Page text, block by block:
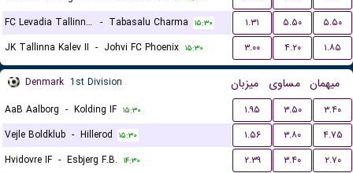
FC Levadia Tallinn III - Tabasalu Charma ۱۵:۳۰ ۱.۳۱ ۵.۵۰
۵.۵۰
JK Tallinna Kalev II - Johvi FC Phoenix ۱۵:۳۰ ۳.۰۰ ۴.۲۰ ۱.۸۵
Denmark 1st Division میزبان مساوی میهمان
AaB Aalborg - Kolding IF ۱۵:۳۰ ۱.۹۵ ۳.۵۰
۳.۴۰
Vejle Boldklub - Hillerod ۱۵:۳۰ ۱.۵۶ ۳.۸۰
۴.۷۵
Hvidovre IF - Esbjerg F.B. ۱۴:۳۰ ۲.۳۹ ۳.۴۰
۲.۷۰